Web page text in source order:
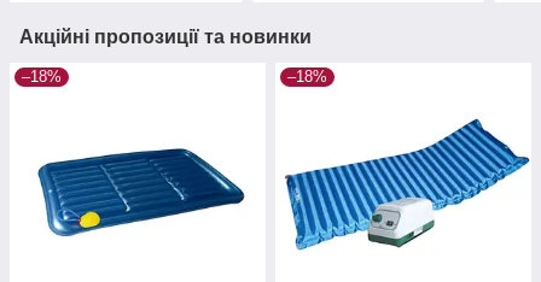
Акційні пропозиції та новинки
–18% –18%